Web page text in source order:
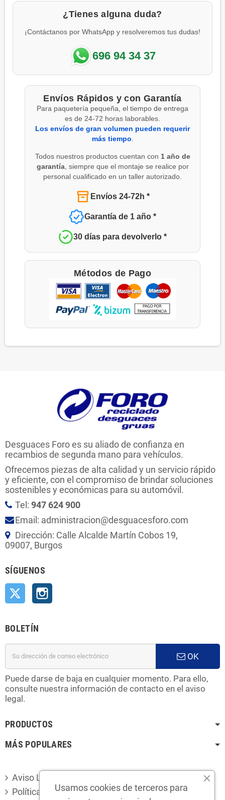
¿Tienes alguna duda?
¡Contáctanos por WhatsApp y resolveremos tus dudas!
696 94 34 37
Envíos Rápidos y con Garantía
Para paquetería pequeña, el tiempo de entrega
es de 24-72 horas laborables.
Los envíos de gran volumen pueden requerir
más tiempo
Todos nuestros productos cuentan con 1 año de
garantía, siempre que el montaje se realice por
personal cualificado en un taller autorizado.
Envíos 24-72h *
Garantía de 1 año *
30 días para devolverlo *
Métodos de Pago
Desguaces Foro es su aliado de confianza en
recambios de segunda mano para vehículos.
Ofrecemos piezas de alta calidad y un servicio rápido
y eficiente, con el compromiso de brindar soluciones
sostenibles y económicas para su automóvil.
Tel: 947 624 900
Email: administracion@desguacesforo.com
Dirección: Calle Alcalde Martín Cobos 19,
09007, Burgos
SÍGUENOS
Twitter
BOLETÍN
OK
Puede darse de baja en cualquier momento. Para ello,
consulte nuestra información de contacto en el aviso
legal.
PRODUCTOS
MÁS POPULARES
Aviso Legal
Política de privacidadUsamos cookies de terceros para